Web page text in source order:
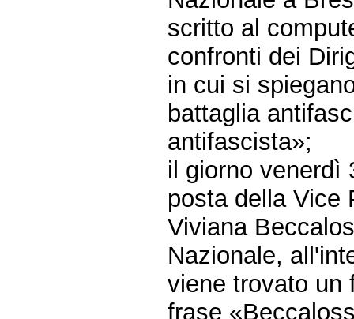
scritto al
confronti dei
in cui si
battaglia
antifascista»;
il giorno venerdì
posta della Vice
Viviana
Nazionale,
viene trovato un
frase